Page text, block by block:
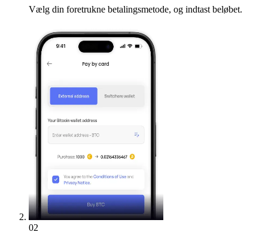
Vælg din foretrukne betalingsmetode, og indtast beløbet.
02